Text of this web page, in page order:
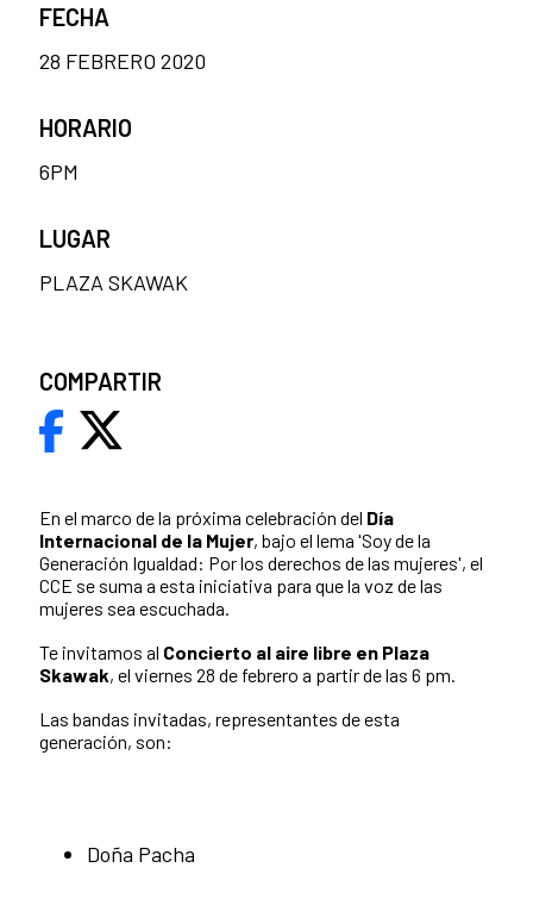
En el marco de la próxima celebración del Día
Internacional de la Mujer, bajo el lema 'Soy de la
Generación Igualdad: Por los derechos de las mujeres', el
CCE se suma a esta iniciativa para que la voz de las
mujeres sea escuchada.
Te invitamos al Concierto al aire libre en Plaza
Skawak, el viernes 28 de febrero a partir de las 6 pm.
Las bandas invitadas, representantes de esta
generación, son:
Doña Pacha
FECHA
28 FEBRERO 2020
HORARIO
6PM
LUGAR
PLAZA SKAWAK
COMPARTIR